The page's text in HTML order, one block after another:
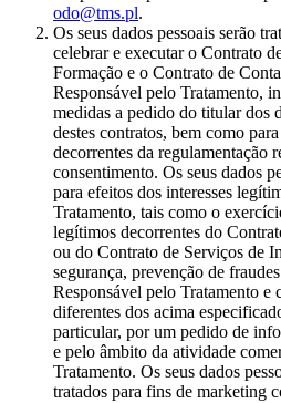
odo@tms.pl.
Os seus dados pessoais serão
celebrar e executar o Contrato
Formação e o Contrato de
Responsável pelo Tratamento,
medidas a pedido do titular dos
destes contratos, bem como
decorrentes da regulamentação
consentimento. Os seus dados
para efeitos dos interesses
Tratamento, tais como o
legítimos decorrentes do
ou do Contrato de Serviços de
segurança, prevenção de
Responsável pelo Tratamento e
diferentes dos acima
particular, por um pedido de
e pelo âmbito da atividade
Tratamento. Os seus dados
tratados para fins de marketing